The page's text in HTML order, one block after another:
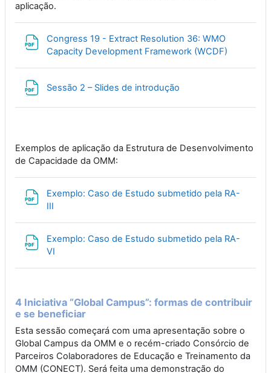
aplicação.
Congress 19 - Extract Resolution 36: WMO
Capacity Development Framework (WCDF)
Sessão 2 – Slides de introdução
Exemplos de aplicação da Estrutura de Desenvolvimento
de Capacidade da OMM:
Exemplo: Caso de Estudo submetido pela RA-
III
Exemplo: Caso de Estudo submetido pela RA-
VI
4 Iniciativa “Global Campus”: formas de contribuir
e se beneficiar
Esta sessão começará com uma apresentação sobre o
Global Campus da OMM e o recém-criado Consórcio de
Parceiros Colaboradores de Educação e Treinamento da
OMM (CONECT). Será feita uma demonstração do